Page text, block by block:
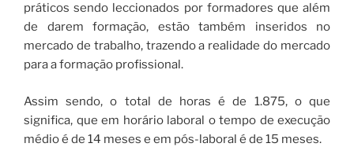
práticos sendo leccionados por formadores que além
de darem formação, estão também inseridos no
mercado de trabalho, trazendo a realidade do mercado
para a formação profissional.
Assim sendo, o total de horas é de 1.875, o que
significa, que em horário laboral o tempo de execução
médio é de 14 meses e em pós-laboral é de 15 meses.